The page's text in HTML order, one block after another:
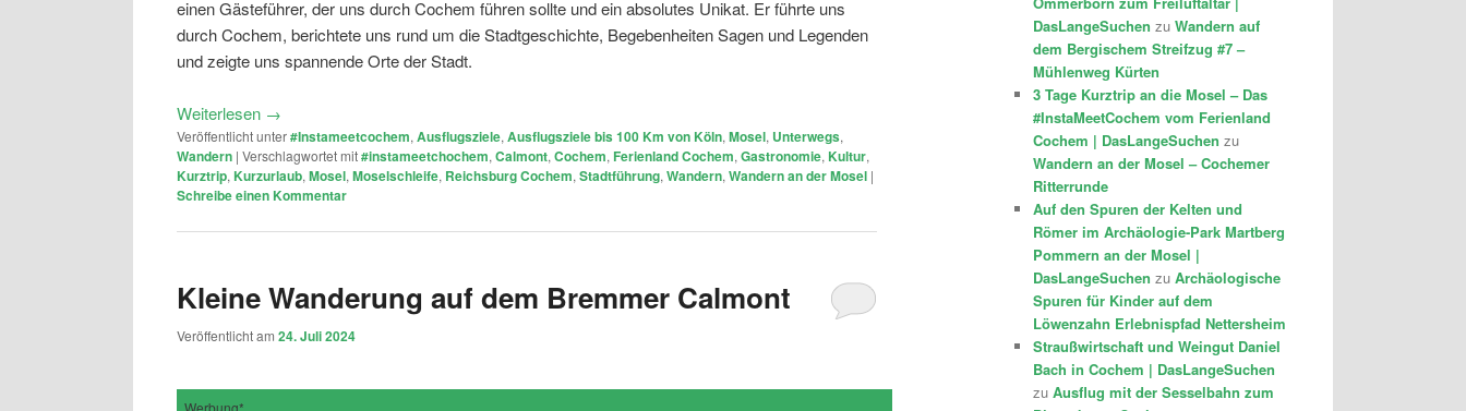
einen Gästeführer, der uns durch Cochem führen sollte und ein absolutes Unikat. Er führte uns
durch Cochem, berichtete uns rund um die Stadtgeschichte, Begebenheiten Sagen und Legenden
und zeigte uns spannende Orte der Stadt.
Weiterlesen →
Veröffentlicht unter#Instameetcochem, Ausflugsziele, Ausflugsziele bis 100 Km von Köln, Mosel, Unterwegs,
Wandern | Verschlagwortet mit#instameetchochem, Calmont, Cochem, Ferienland Cochem, Gastronomie, Kultur,
Kurztrip, Kurzurlaub, Mosel, Moselschleife, Reichsburg Cochem, Stadtführung, Wandern, Wandern an der Mosel |
Schreibe einen Kommentar
Kleine Wanderung auf dem Bremmer Calmont
Veröffentlicht am 24. Juli 2024
Werbung*
DasLangeSuchen zu Wandern auf
dem Bergischem Streifzug #7 –
Mühlenweg Kürten
3 Tage Kurztrip an die Mosel – Das
#InstaMeetCochem vom Ferienland
Cochem | DasLangeSuchen zu
Wandern an der Mosel – Cochemer
Ritterrunde
Auf den Spuren der Kelten und
Römer im Archäologie-Park Martberg
Pommern an der Mosel |
DasLangeSuchen zu Archäologische
Spuren für Kinder auf dem
Löwenzahn Erlebnispfad Nettersheim
Straußwirtschaft und Weingut Daniel
Bach in Cochem | DasLangeSuchen
zu Ausflug mit der Sesselbahn zum